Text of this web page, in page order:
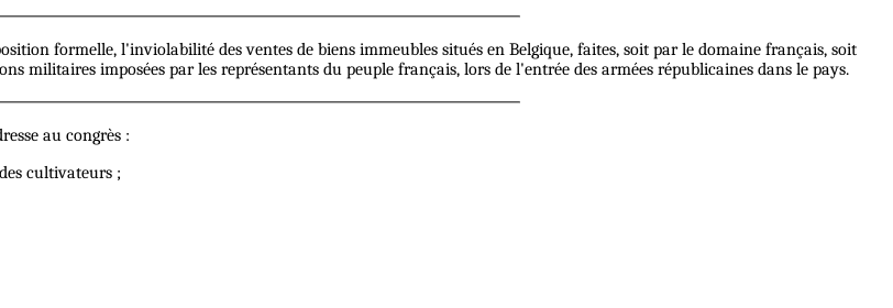
formelle, l'inviolabilité des ventes de biens immeubles situés en Belgique, faites, soit par le domaine français, soit
militaires imposées par les représentants du peuple français, lors de l'entrée des armées républicaines dans le pays.
au congrès :
cultivateurs ;